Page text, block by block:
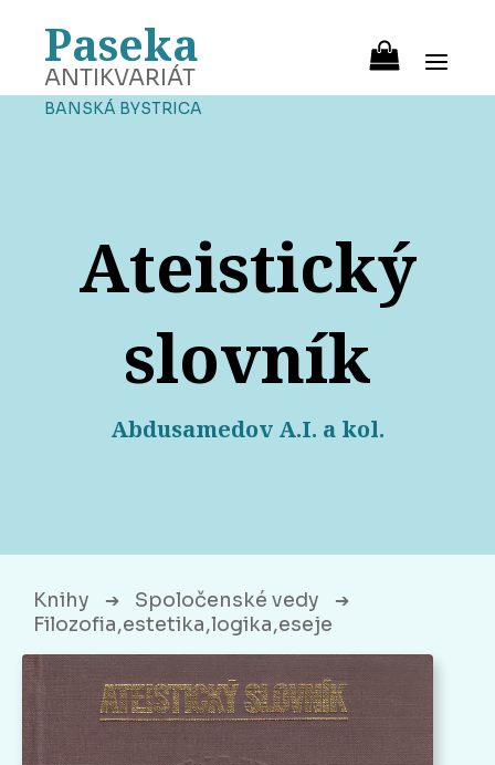
Paseka
ANTIKVARIÁT
BANSKÁ BYSTRICA
Ateistický
slovník
Abdusamedov A.I. a kol.
Knihy ➔ Spoločenské vedy ➔
Filozofia,estetika,logika,eseje